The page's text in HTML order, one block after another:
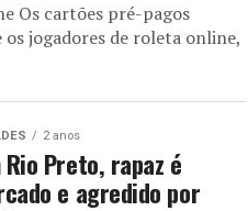
Os cartões pré-pagos
jogadores de roleta online,
2 anos
Rio Preto, rapaz é
e agredido por